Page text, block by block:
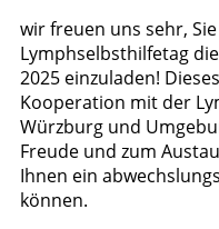
wir freuen uns sehr,
Lymphselbsthilfetag
2025 einzuladen!
Kooperation mit der
Würzburg und
Freude und zum
Ihnen ein
können.